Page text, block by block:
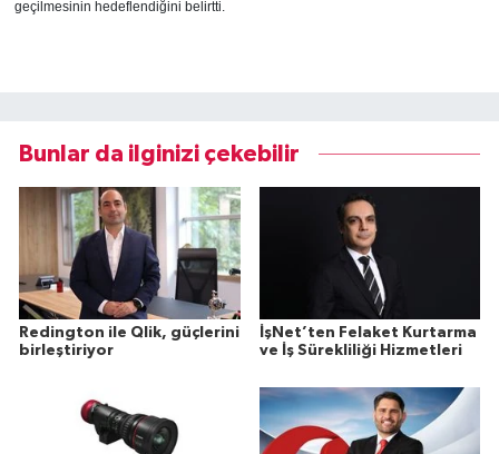
geçilmesinin hedeflendiğini belirtti.
Bunlar da ilginizi çekebilir
Redington ile Qlik, güçlerini
birleştiriyor
İşNet’ten Felaket Kurtarma
ve İş Sürekliliği Hizmetleri